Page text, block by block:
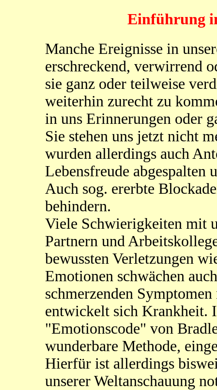
Einführung
Manche Ereignisse in
erschreckend, verwirrend
sie ganz oder teilweise
weiterhin zurecht zu
in uns Erinnerungen oder
Sie stehen uns jetzt nicht
wurden allerdings auch
Lebensfreude abgespalten
Auch sog. ererbte
behindern.
Viele Schwierigkeiten mit
Partnern und
bewussten Verletzungen
Emotionen schwächen
schmerzenden
entwickelt sich Krankheit.
"Emotionscode" von
wunderbare Methode,
Hierfür ist allerdings
unserer Weltanschauung